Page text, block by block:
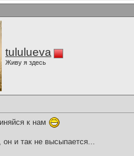
tululueva
Живу я здесь
к нам
и так не высыпается...